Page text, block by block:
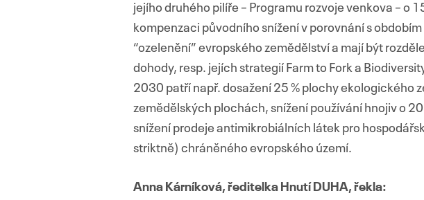
jejího druhého pilíře – Programu rozvoje venkova – o
kompenzaci původního snížení v porovnání s
“ozelenění” evropského zemědělství a mají být
dohody, resp. jejích strategií Farm to Fork a
2030 patří např. dosažení 25 % plochy ekologického
zemědělských plochách, snížení používání hnojiv o
snížení prodeje antimikrobiálních látek pro
striktně) chráněného evropského území.
Anna Kárníková, ředitelka Hnutí DUHA, řekla: